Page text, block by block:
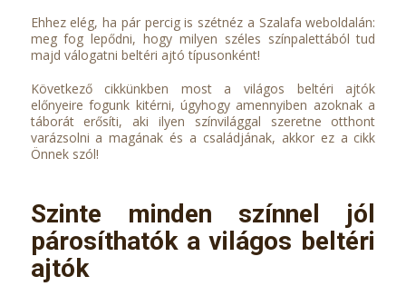
Ehhez elég, ha pár percig is szétnéz a Szalafa weboldalán:
meg fog lepődni, hogy milyen széles színpalettából tud
majd válogatni beltéri ajtó típusonként!
Következő cikkünkben most a világos beltéri ajtók
előnyeire fogunk kitérni, úgyhogy amennyiben azoknak a
táborát erősíti, aki ilyen színvilággal szeretne otthont
varázsolni a magának és a családjának, akkor ez a cikk
Önnek szól!
Szinte minden színnel jól
párosíthatók a világos beltéri
ajtók